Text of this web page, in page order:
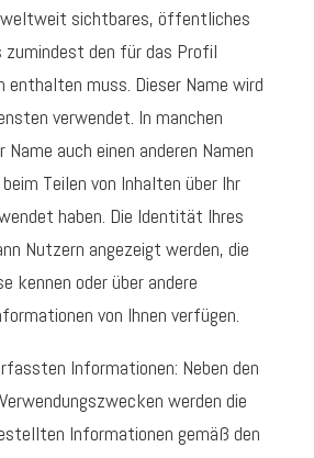
weltweit sichtbares, öffentliches
zumindest den für das Profil
enthalten muss. Dieser Name wird
verwendet. In manchen
Name auch einen anderen Namen
Teilen von Inhalten über Ihr
haben. Die Identität Ihres
Nutzern angezeigt werden, die
kennen oder über andere
von Ihnen verfügen.
Informationen: Neben den
werden die
Informationen gemäß den